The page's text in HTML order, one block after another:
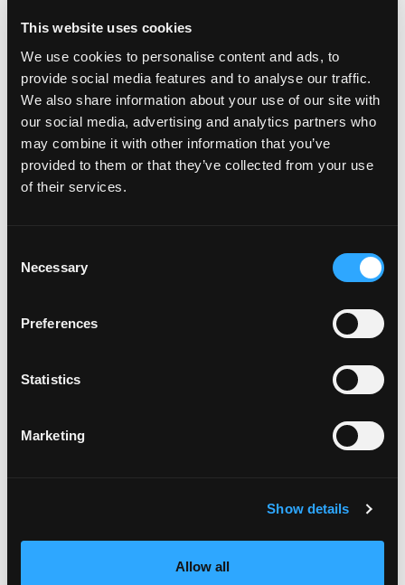
This website uses cookies
We use cookies to personalise content and ads, to
provide social media features and to analyse our traffic.
We also share information about your use of our site with
our social media, advertising and analytics partners who
may combine it with other information that you’ve
provided to them or that they’ve collected from your use
of their services.
Selection
Necessary
Preferences
Statistics
Marketing
Show details
Allow all
de las especias para ennegrecer. Revuelva y agite.
Usando una cacerola mediana, caliente el aceite
de canola a fuego medio. Agrega el arroz y el orzo.
Tostar ligeramente durante 2-3 minutos. Agrega
el mango, el caldo de pollo y la leche de coco.
Revuelva.
Cubra y reduzca el fuego a bajo. Cocine durante
15 minutos, revolviendo ocasionalmente.
Espolvoree especias para ennegrecer sobre los
Añadir a las brochetas. Debería haber alrededor
de 5 por brocheta. Si usa brochetas de madera,
minutos.
Añadir a la parrilla, cocinar hasta que se dore.
plato. Agregue brochetas encima y espolvoree
desee. ¡Disfrútalo!